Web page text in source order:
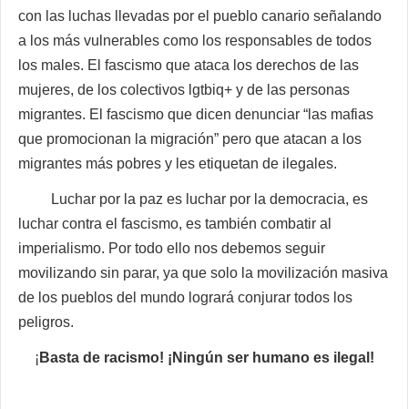
con las luchas llevadas por el pueblo canario señalando
a los más vulnerables como los responsables de todos
los males. El fascismo que ataca los derechos de las
mujeres, de los colectivos lgtbiq+ y de las personas
migrantes. El fascismo que dicen denunciar “las mafias
que promocionan la migración” pero que atacan a los
migrantes más pobres y les etiquetan de ilegales.
Luchar por la paz es luchar por la democracia, es
luchar contra el fascismo, es también combatir al
imperialismo. Por todo ello nos debemos seguir
movilizando sin parar, ya que solo la movilización masiva
de los pueblos del mundo logrará conjurar todos los
peligros.
¡ Basta de racismo! ¡Ningún ser humano es ilegal!